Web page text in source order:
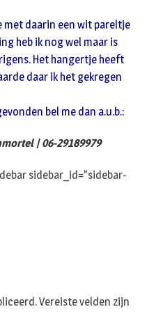
met daarin een wit pareltje
heb ik nog wel maar is
Het hangertje heeft
daar ik het gekregen
bel me dan a.u.b.:
| 06-29189979
sidebar_id=”sidebar-
Vereiste velden zijn